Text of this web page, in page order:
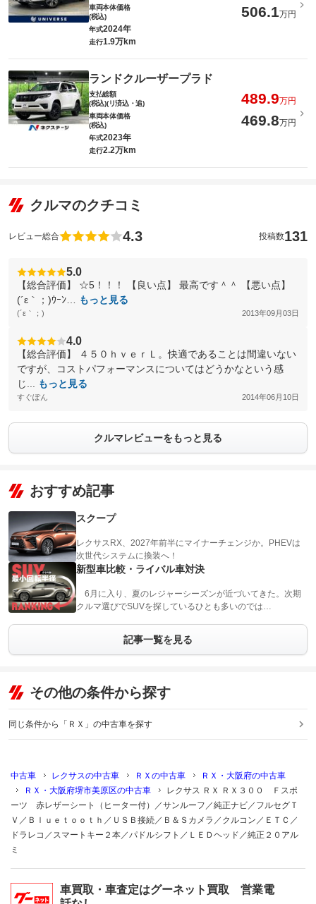
車両本体価格
(税込)
506.1万円
年式2024年
走行1.9万km
ランドクルーザープラド
支払総額
(税込)(リ済込・追)
489.9万円
車両本体価格
(税込)
469.8万円
年式2023年
走行2.2万km
クルマのクチコミ
レビュー総合 4.3 投稿数131
5.0
【総合評価】 ☆5！！！ 【良い点】 最高です＾＾ 【悪い点】
(´ε｀；)ｳｰﾝ…
もっと見る
(´ε｀；) 2013年09月03日
4.0
【総合評価】 ４５０ｈｖｅｒＬ。快適であることは間違いない
ですが、コストパフォーマンスについてはどうかなという感
じ...
もっと見る
すぐぽん 2014年06月10日
クルマレビューをもっと見る
おすすめ記事
スクープ
レクサスRX、2027年前半にマイナーチェンジか。PHEVは
次世代システムに換装へ！
新型車比較・ライバル車対決
6月に入り、夏のレジャーシーズンが近づいてきた。次期
クルマ選びでSUVを探しているひとも多いのでは…
記事一覧を見る
その他の条件から探す
同じ条件から「ＲＸ」の中古車を探す
中古車 レクサスの中古車 ＲＸの中古車
ＲＸ・大阪府の中古車
ＲＸ・大阪府堺市美原区の中古車
レクサス ＲＸ ＲＸ３００ Ｆスポ
ーツ 赤レザーシート（ヒーター付）／サンルーフ／純正ナビ／フルセグＴ
Ｖ／Ｂｌｕｅｔｏｏｔｈ／ＵＳＢ接続／Ｂ＆Ｓカメラ／クルコン／ＥＴＣ／
ドラレコ／スマートキー２本／パドルシフト／ＬＥＤヘッド／純正２０アル
ミ
車買取・車査定はグーネット買取 営業電